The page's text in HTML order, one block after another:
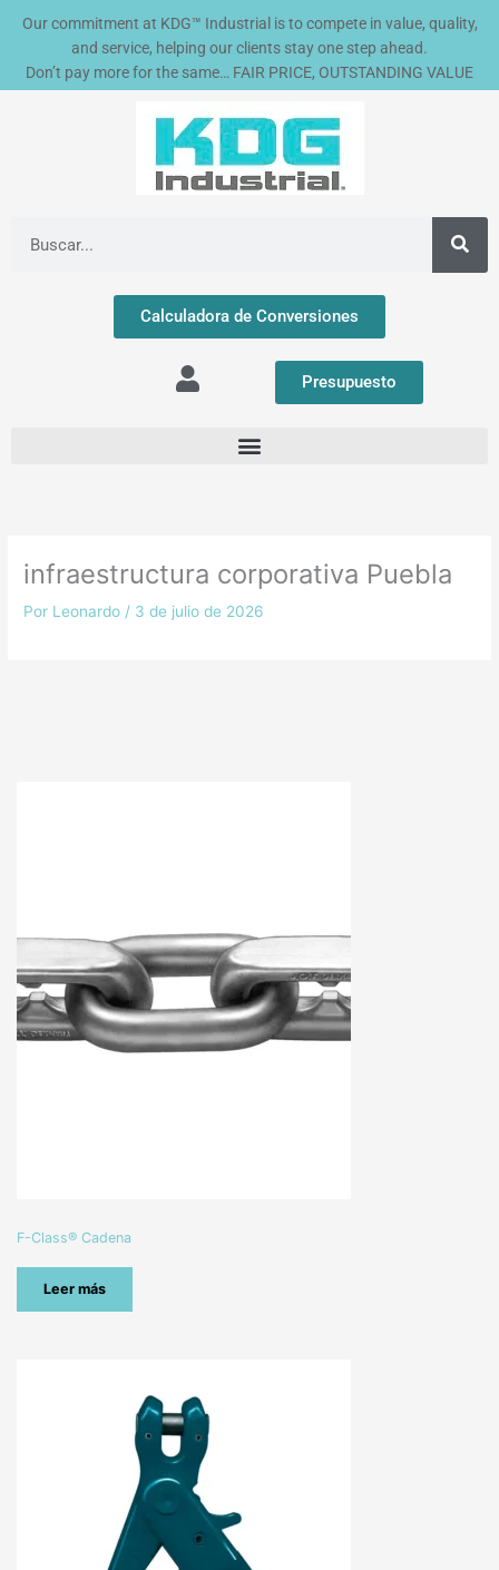
Our commitment at KDG™ Industrial is to compete in value, quality,
and service, helping our clients stay one step ahead.
Don’t pay more for the same… FAIR PRICE, OUTSTANDING VALUE
Calculadora de Conversiones
Presupuesto
F-Class® Cadena
Leer más
infraestructura corporativa Puebla
Por Leonardo / 3 de julio de 2026